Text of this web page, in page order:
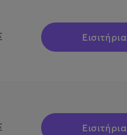
Εισιτήρια
Εισιτήρια